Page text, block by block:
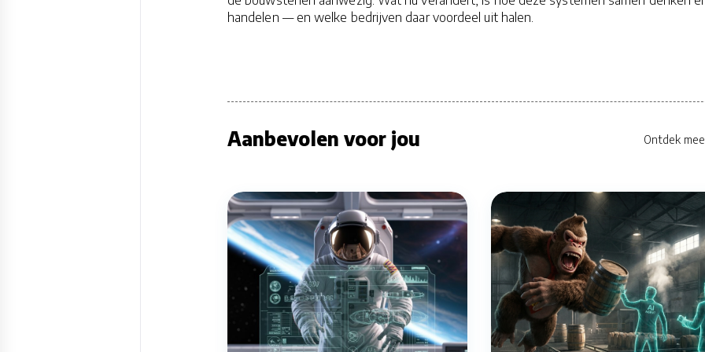
handelen — en welke bedrijven daar voordeel uit halen.
Aanbevolen voor jou Ontdek